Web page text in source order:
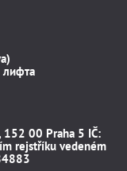
лифта
152 00 Praha 5 IČ:
rejstříku vedeném